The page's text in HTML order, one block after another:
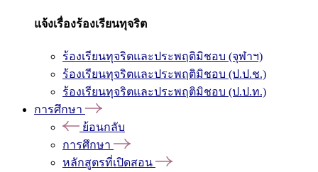
แจ้งเรื่องร้องเรียนทุจริต
ร้องเรียนทุจริตและประพฤติมิชอบ (จุฬาฯ)
ร้องเรียนทุจริตและประพฤติมิชอบ (ป.ป.ช.)
ร้องเรียนทุจริตและประพฤติมิชอบ (ป.ป.ท.)
การศึกษา
ย้อนกลับ
การศึกษา
หลักสูตรที่เปิดสอน